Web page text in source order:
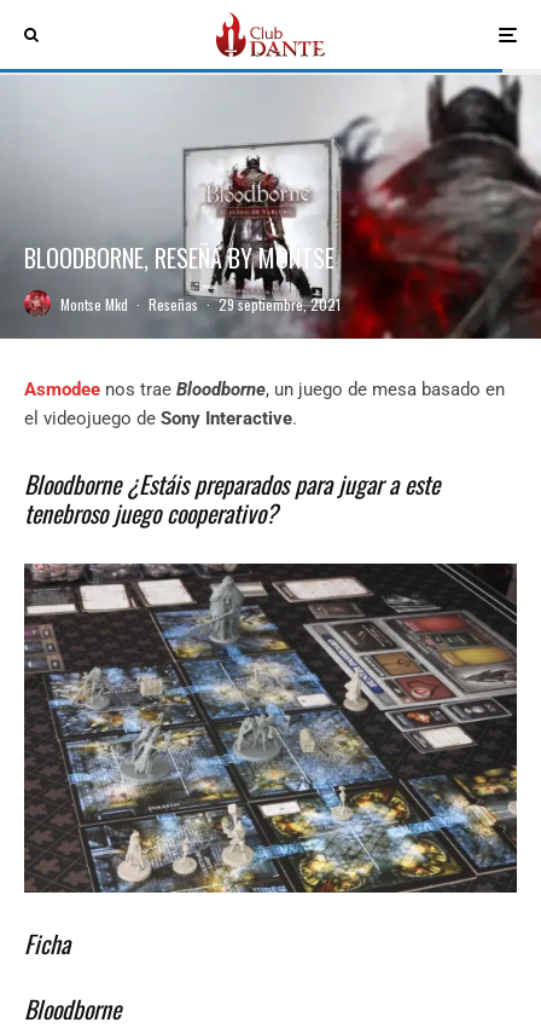
BLOODBORNE, RESEÑA BY MONTSE
Montse Mkd · Reseñas · 29 septiembre, 2021
Asmodee nos trae Bloodborne, un juego de mesa basado en
el videojuego de Sony Interactive.
Bloodborne ¿Estáis preparados para jugar a este
tenebroso juego cooperativo?
Ficha
Bloodborne